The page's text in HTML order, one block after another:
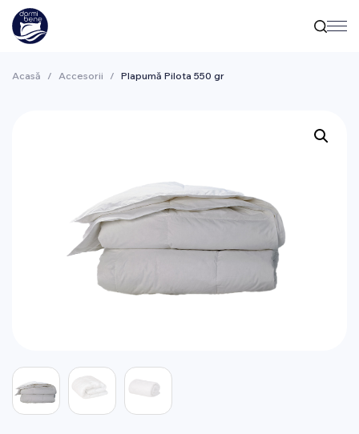
Acasă / Accesorii / Plapumă Pilota 550 gr